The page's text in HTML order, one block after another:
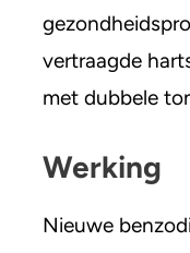
vertraagde
met dubbele
Werking
Nieuwe